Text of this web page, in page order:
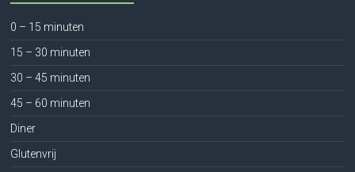
0 – 15 minuten
15 – 30 minuten
30 – 45 minuten
45 – 60 minuten
Diner
Glutenvrij